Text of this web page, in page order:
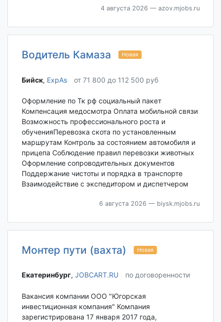
4 августа 2026 — azov.mjobs.ru
Водитель Камаза Новая
Бийск‎, ExpAs от 71 800 до 112 500 руб
Оформление по Тк рф социальный пакет
Компенсация медосмотра Оплата мобильной связи
Возможность профессионального роста и
обученияПеревозка скота по установленным
маршрутам Контроль за состоянием автомобиля и
прицепа Соблюдение правил перевозки животных
Оформление сопроводительных документов
Поддержание чистоты и порядка в транспорте
Взаимодействие с экспедитором и диспетчером
6 августа 2026 — biysk.mjobs.ru
Монтер пути (вахта) Новая
Екатеринбург‎, JOBCART.RU по договоренности
Вакансия компании ООО "Югорская
инвестиционная компания" Компания
зарегистрирована 17 января 2017 года,